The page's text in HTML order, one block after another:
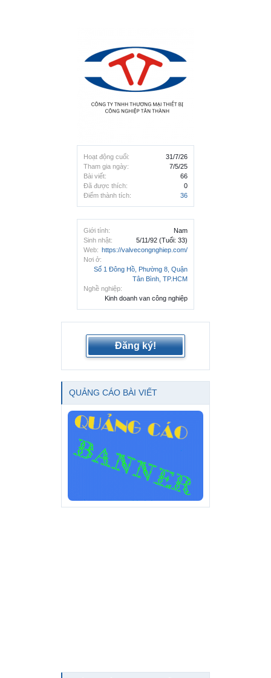
Hoạt động cuối:
31/7/26
Tham gia ngày:
7/5/25
Bài viết:
66
Đã được thích:
0
Điểm thành tích:
36
Giới tính:
Nam
Sinh nhật:
5/11/92 (Tuổi: 33)
Web: https://valvecongnghiep.com/
Nơi ở:
Số 1 Đông Hồ, Phường 8, Quận
Tân Bình, TP.HCM
Nghề nghiệp:
Kinh doanh van công nghiệp
Đăng ký!
QUẢNG CÁO BÀI VIẾT